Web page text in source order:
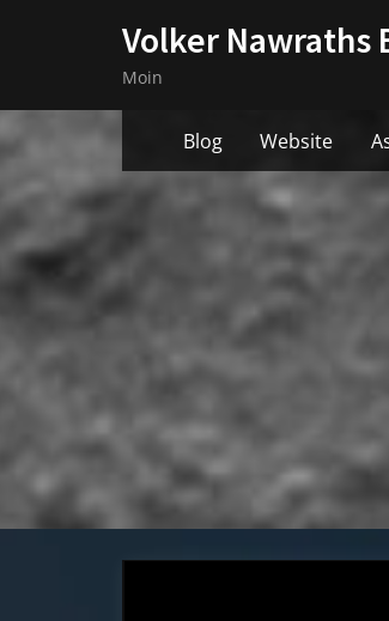
Volker Nawraths
Moin
Blog Website